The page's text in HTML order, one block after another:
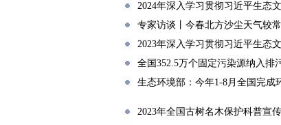
2024年深入学习贯彻习近平生态
专家访谈丨今春北方沙尘天气较
2023年深入学习贯彻习近平生态
全国352.5万个固定污染源纳入排
生态环境部：今年1-8月全国完成
2023年全国古树名木保护科普宣